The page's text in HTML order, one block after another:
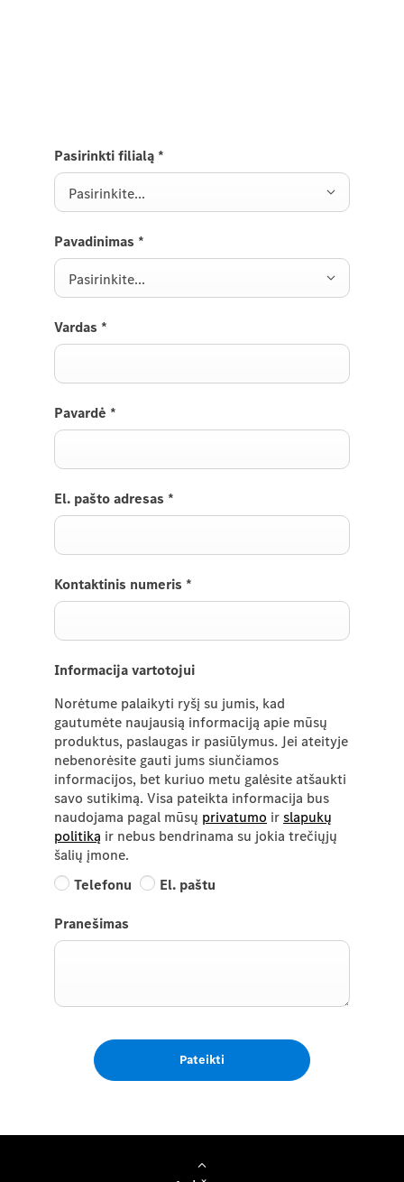
Pasirinkti filialą *
Pasirinkite...
Pavadinimas *
Pasirinkite...
Vardas *
Pavardė *
El. pašto adresas *
Kontaktinis numeris *
Informacija vartotojui
Norėtume palaikyti ryšį su jumis, kad
gautumėte naujausią informaciją apie mūsų
produktus, paslaugas ir pasiūlymus. Jei ateityje
nebenorėsite gauti jums siunčiamos
informacijos, bet kuriuo metu galėsite atšaukti
savo sutikimą. Visa pateikta informacija bus
naudojama pagal mūsų privatumo irslapukų
politiką ir nebus bendrinama su jokia trečiųjų
šalių įmone.
Telefonu
El. paštu
Pranešimas
Pateikti